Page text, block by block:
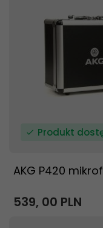
Produkt
AKG P420
539, 00 PLN